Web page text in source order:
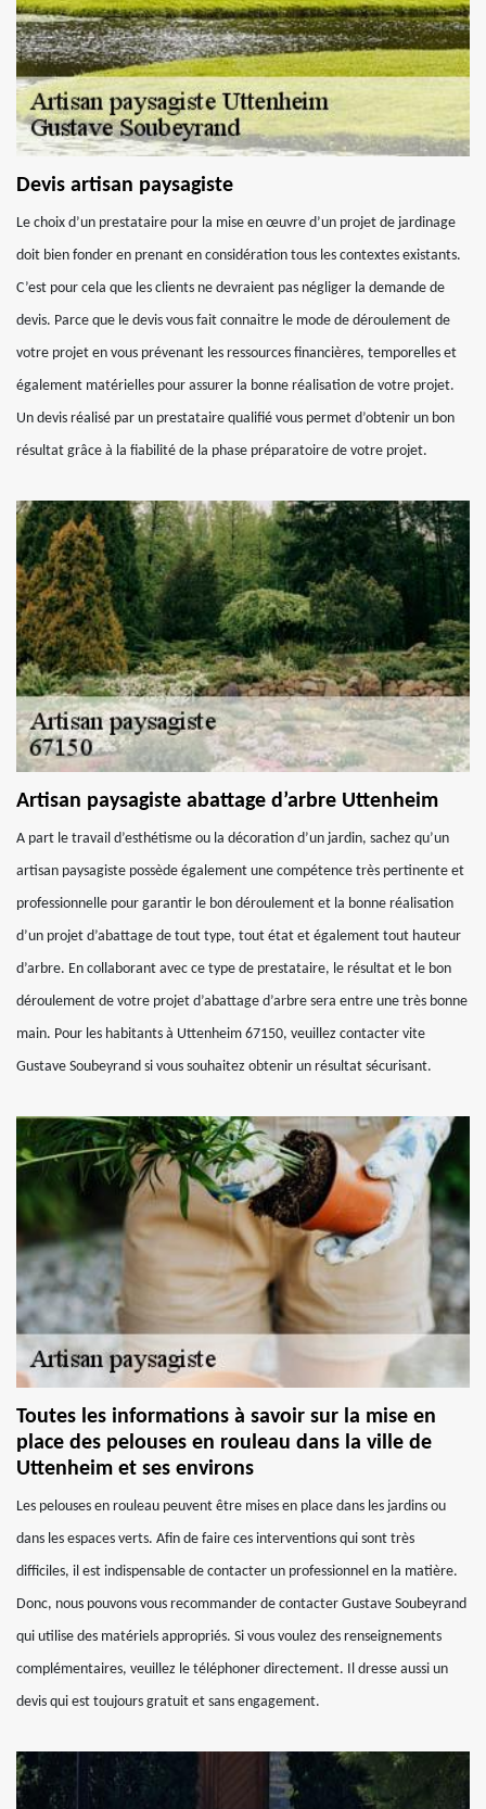
Devis artisan paysagiste
Le choix d’un prestataire pour la mise en œuvre d’un projet de jardinage
doit bien fonder en prenant en considération tous les contextes existants.
C’est pour cela que les clients ne devraient pas négliger la demande de
devis. Parce que le devis vous fait connaitre le mode de déroulement de
votre projet en vous prévenant les ressources financières, temporelles et
également matérielles pour assurer la bonne réalisation de votre projet.
Un devis réalisé par un prestataire qualifié vous permet d’obtenir un bon
résultat grâce à la fiabilité de la phase préparatoire de votre projet.
Artisan paysagiste abattage d’arbre Uttenheim
A part le travail d’esthétisme ou la décoration d’un jardin, sachez qu’un
artisan paysagiste possède également une compétence très pertinente et
professionnelle pour garantir le bon déroulement et la bonne réalisation
d’un projet d’abattage de tout type, tout état et également tout hauteur
d’arbre. En collaborant avec ce type de prestataire, le résultat et le bon
déroulement de votre projet d’abattage d’arbre sera entre une très bonne
main. Pour les habitants à Uttenheim 67150, veuillez contacter vite
Gustave Soubeyrand si vous souhaitez obtenir un résultat sécurisant.
Toutes les informations à savoir sur la mise en
place des pelouses en rouleau dans la ville de
Uttenheim et ses environs
Les pelouses en rouleau peuvent être mises en place dans les jardins ou
dans les espaces verts. Afin de faire ces interventions qui sont très
difficiles, il est indispensable de contacter un professionnel en la matière.
Donc, nous pouvons vous recommander de contacter Gustave Soubeyrand
qui utilise des matériels appropriés. Si vous voulez des renseignements
complémentaires, veuillez le téléphoner directement. Il dresse aussi un
devis qui est toujours gratuit et sans engagement.